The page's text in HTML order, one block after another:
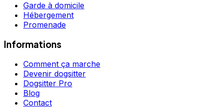
Garde à domicile
Hébergement
Promenade
Informations
Comment ça marche
Devenir dogsitter
Dogsitter Pro
Blog
Contact